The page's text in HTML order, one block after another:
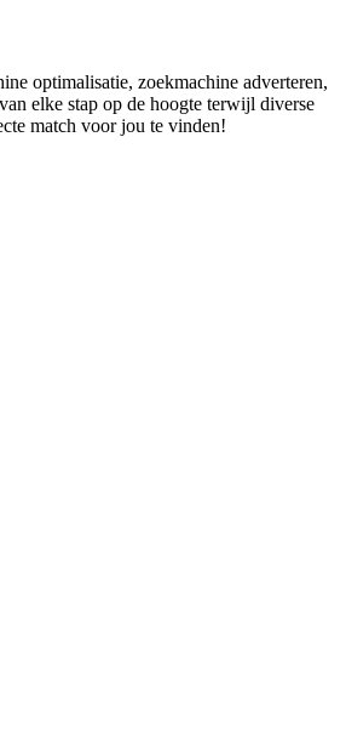
optimalisatie, zoekmachine adverteren,
elke stap op de hoogte terwijl diverse
match voor jou te vinden!